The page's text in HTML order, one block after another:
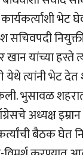
भेट
सचिवपदी
खान यांच्या हस्ते
त्यांनी भेट देत
भुसावळ
अध्यक्ष इम्रान
बैठक घेत